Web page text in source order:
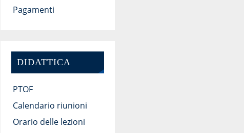
Pagamenti
DIDATTICA
PTOF
Calendario riunioni
Orario delle lezioni